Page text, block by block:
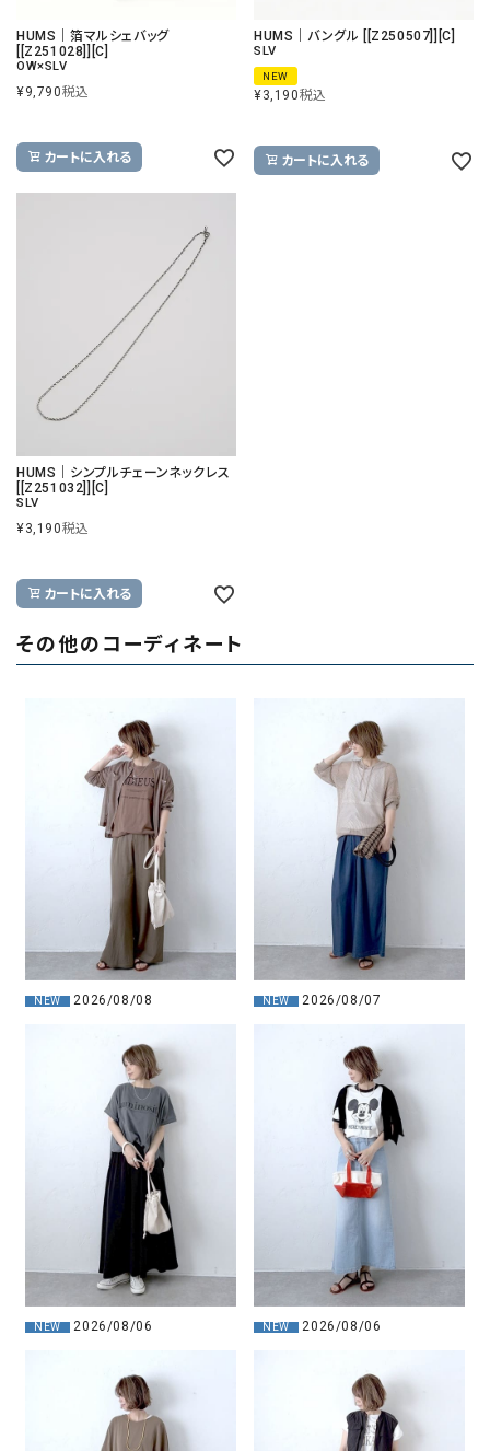
HUMS｜箔マルシェバッグ
[[Z251028]][C]
OW×SLV
¥9,790税込
カートに入れる
HUMS｜バングル [[Z250507]][C]
SLV
NEW
¥3,190税込
カートに入れる
HUMS｜シンプルチェーンネックレス
[[Z251032]][C]
SLV
¥3,190税込
カートに入れる
その他のコーディネート
NEW 2026/08/08 NEW 2026/08/07
NEW 2026/08/06 NEW 2026/08/06